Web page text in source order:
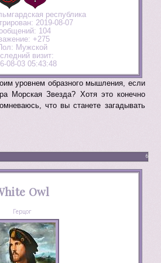
республика
: 2019-08-07
104
+275
Мужской
визит:
08-03 05:43:48
уровнем образного мышления, если
Морская Звезда? Хотя это конечно
что вы станете загадывать
6
Owl
Герцог